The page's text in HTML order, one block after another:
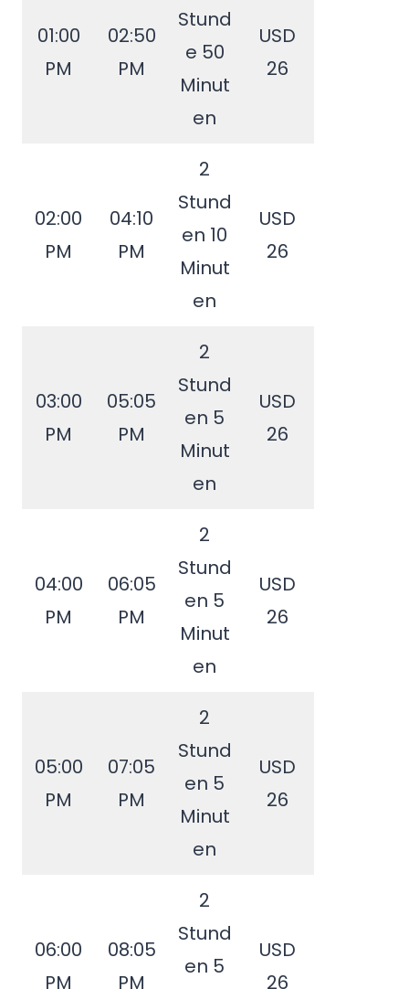
01:00
PM
02:50
PM
Stund
e 50
Minut
en
USD
26
02:00
PM
04:10
PM
2
Stund
en 10
Minut
en
USD
26
03:00
PM
05:05
PM
2
Stund
en 5
Minut
en
USD
26
04:00
PM
06:05
PM
2
Stund
en 5
Minut
en
USD
26
05:00
PM
07:05
PM
2
Stund
en 5
Minut
en
USD
26
06:00
PM
08:05
PM
2
Stund
en 5
USD
26